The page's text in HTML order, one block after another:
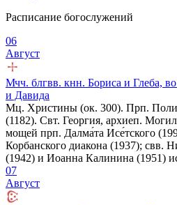
Расписание богослужений
06
Август
Мчч. блгвв. кнн. Бориса и Глеба,
и Давида
Мц. Христины (ок. 300). Прп.
(1182). Свт. Георгия, архиеп.
мощей прп. Далма́та Исе́тского
Корбанского диакона (1937); свв.
(1942) и Иоанна Калинина (1951)
07
Август